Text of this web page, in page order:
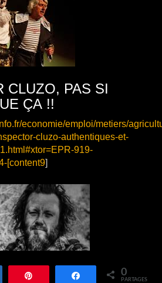
CLUZO, PAS SI
ÇA !!
economie/emploi/metiers/
cluzo-authentiques-et-
919-
[content9]
Partagez 0
PARTAGES